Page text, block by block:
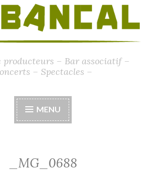
producteurs – Bar associatif –
– Spectacles –
MENU
_MG_0688